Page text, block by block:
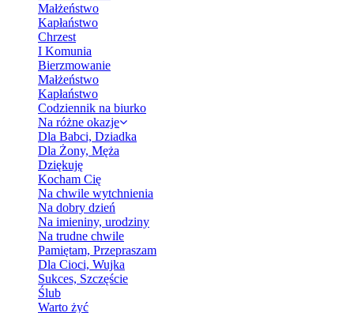
Małżeństwo
Kapłaństwo
Chrzest
I Komunia
Bierzmowanie
Małżeństwo
Kapłaństwo
Codziennik na biurko
Na różne okazje
Dla Babci, Dziadka
Dla Żony, Męża
Dziękuję
Kocham Cię
Na chwile wytchnienia
Na dobry dzień
Na imieniny, urodziny
Na trudne chwile
Pamiętam, Przepraszam
Dla Cioci, Wujka
Sukces, Szczęście
Ślub
Warto żyć